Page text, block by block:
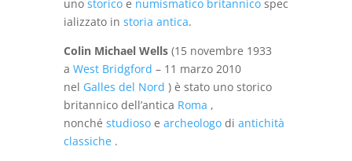
uno storico e numismatico britannico spec
ializzato in storia antica.
Colin Michael Wells (15 novembre 1933
a West Bridgford – 11 marzo 2010
nel Galles del Nord ) è stato uno storico
britannico dell’antica Roma ,
nonché studioso e archeologo di antichità
classiche .